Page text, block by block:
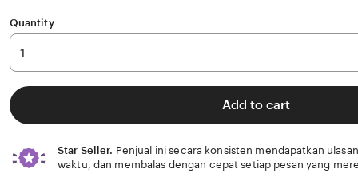
Quantity
Add to cart
Star Seller. Penjual ini secara konsisten mendapatkan
waktu, dan membalas dengan cepat setiap pesan yang